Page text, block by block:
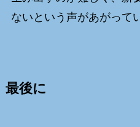
ないという声があがって
最後に